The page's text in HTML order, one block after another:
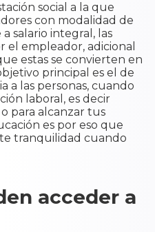
social a la que
con modalidad de
salario integral, las
el empleador, adicional
estas se convierten en
principal es el de
a las personas, cuando
laboral, es decir
para alcanzar tus
es por eso que
tranquilidad cuando
acceder a